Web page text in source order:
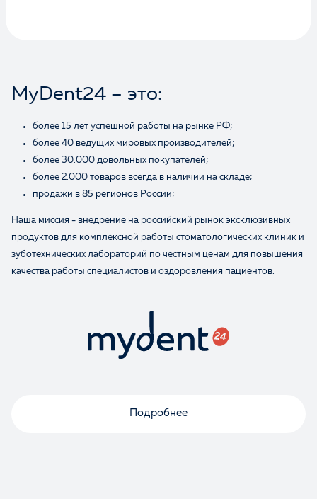
MyDent24 – это:
более 15 лет успешной работы на рынке РФ;
более 40 ведущих мировых производителей;
более 30.000 довольных покупателей;
более 2.000 товаров всегда в наличии на складе;
продажи в 85 регионов России;
Наша миссия - внедрение на российский рынок эксклюзивных
продуктов для комплексной работы стоматологических клиник и
зуботехнических лабораторий по честным ценам для повышения
качества работы специалистов и оздоровления пациентов.
Подробнее